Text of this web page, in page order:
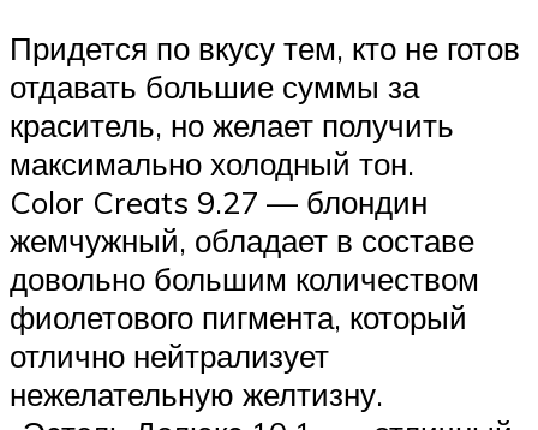
Придется по вкусу тем, кто не готов
отдавать большие суммы за
краситель, но желает получить
максимально холодный тон.
Color Creats 9.27 — блондин
жемчужный, обладает в составе
довольно большим количеством
фиолетового пигмента, который
отлично нейтрализует
нежелательную желтизну.